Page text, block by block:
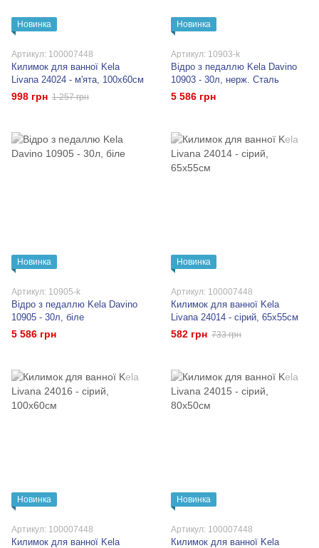
Новинка
Артикул: 100007448
Килимок для ванної Kela
Livana 24024 - м'ята, 100х60см
998 грн 1 257 грн
Новинка
Артикул: 10903-k
Відро з педаллю Kela Davino
10903 - 30л, нерж. Сталь
5 586 грн
Новинка
Артикул: 10905-k
Відро з педаллю Kela Davino
10905 - 30л, біле
5 586 грн
Новинка
Артикул: 100007448
Килимок для ванної Kela
Livana 24014 - сірий, 65х55см
582 грн 733 грн
Новинка
Артикул: 100007448
Килимок для ванної Kela
Новинка
Артикул: 100007448
Килимок для ванної Kela